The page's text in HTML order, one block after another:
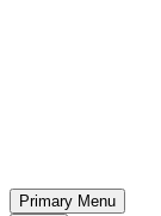
Primary Menu